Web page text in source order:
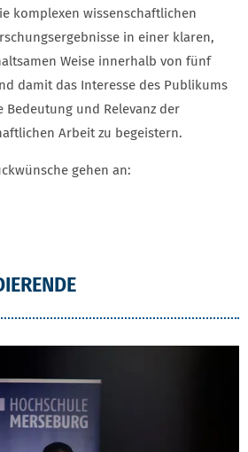
komplexen wissenschaftlichen
in einer klaren,
Weise innerhalb von fünf
damit das Interesse des Publikums
Bedeutung und Relevanz der
Arbeit zu begeistern.
gehen an: